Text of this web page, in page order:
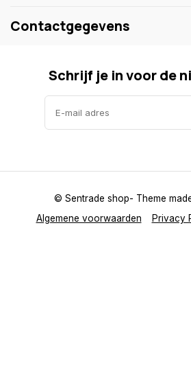
Contactgegevens
Schrijf je in voor de
Algemene voorwaarden Privacy
© Sentrade shop- Theme